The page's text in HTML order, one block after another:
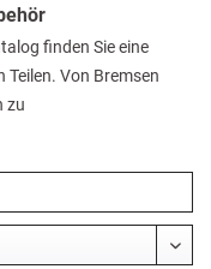
finden Sie eine
Von Bremsen
zu